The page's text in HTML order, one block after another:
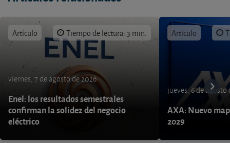
Artículo Tiempo de lectura: 3 min.
viernes, 7 de agosto de 2026
Enel: los resultados semestrales
confirman la solidez del negocio
eléctrico
Artículo
jueves, 6 de agosto
AXA: Nuevo
2029